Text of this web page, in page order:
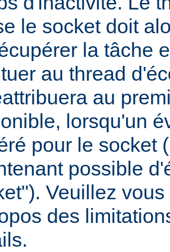
le socket doit
la tâche
au thread
au
lorsqu'un
pour le socket
possible
Veuillez
des